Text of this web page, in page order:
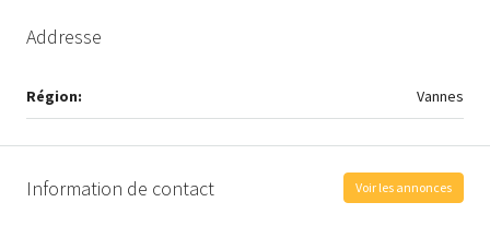
Addresse
Région: Vannes
Information de contact Voir les annonces